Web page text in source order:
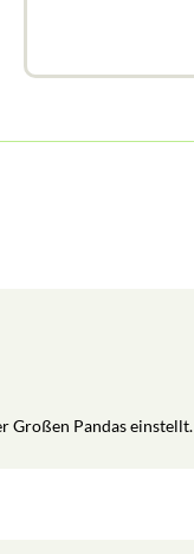
Großen Pandas einstellt.